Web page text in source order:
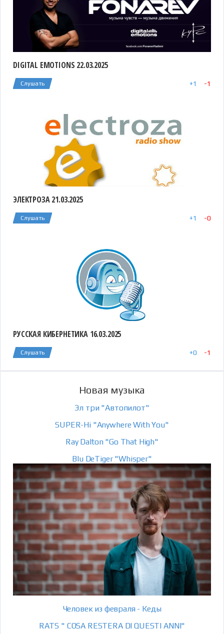
DIGITAL EMOTIONS 22.03.2025
Слушать +1 -1
ЭЛЕКТРОЗА 21.03.2025
Слушать +1 -0
РУССКАЯ КИБЕРНЕТИКА 16.03.2025
Слушать +0 -1
Новая музыка
Эл три "Автопилот"
SUPER-Hi "Anywhere With You"
Ray Dalton "Go That High"
Blu DeTiger "Whisper"
Человек из февраля - Кеды
RATS " COSA RESTERA DI QUESTI ANNI"